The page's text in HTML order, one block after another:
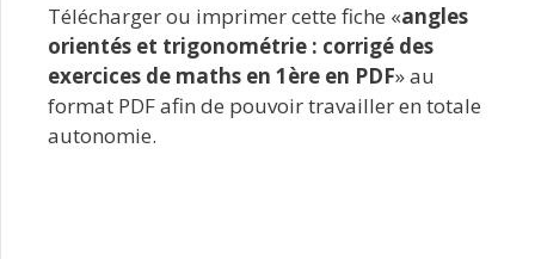
Télécharger ou imprimer cette fiche «angles
orientés et trigonométrie : corrigé des
exercices de maths en 1ère en PDF» au
format PDF afin de pouvoir travailler en totale
autonomie.